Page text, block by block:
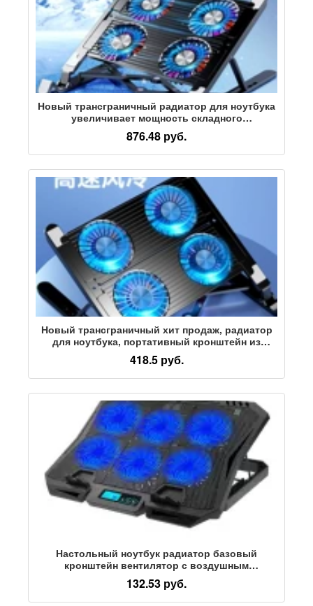
Новый трансграничный радиатор для ноутбука
увеличивает мощность складного
портативного охлаждающего кронштейна для
ноутбука из алюминиевого сплава RGB
876.48 руб.
Новый трансграничный хит продаж, радиатор
для ноутбука, портативный кронштейн из
сплава, охлаждающий вентилятор съемного
поколения
418.5 руб.
Настольный ноутбук радиатор базовый
кронштейн вентилятор с воздушным
охлаждением охлаждающий офисный игровой
радиатор оптом
132.53 руб.